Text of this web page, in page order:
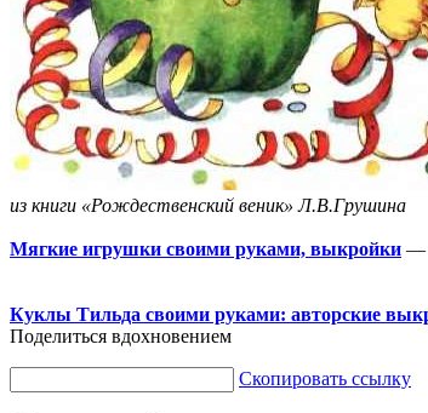
из книги «Рождественский веник» Л.В.Грушина
Мягкие игрушки своими руками, выкройки —
Куклы Тильда своими руками: авторские
Поделиться вдохновением
Скопировать ссылку